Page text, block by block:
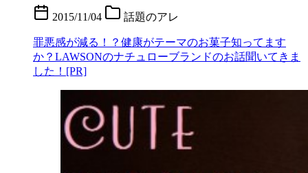
2015/11/04 話題のアレ
罪悪感が減る！？健康がテーマのお菓子知ってます
か？LAWSONのナチュローブランドのお話聞いてきま
した！[PR]